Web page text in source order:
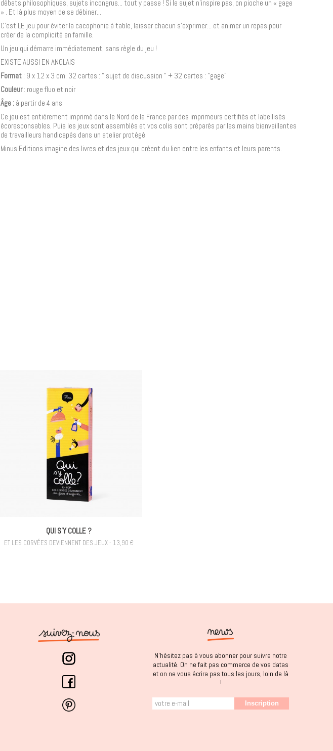
débats philosophiques, sujets incongrus... tout y passe ! Si le sujet n’inspire pas, on pioche un « gage
» . Et là plus moyen de se débiner...
C'est LE jeu pour éviter la cacophonie à table, laisser chacun s'exprimer... et animer un repas pour
créer de la complicité en famille.
Un jeu qui démarre immédiatement, sans règle du jeu !
EXISTE AUSSI EN ANGLAIS
Format : 9 x 12 x 3 cm. 32 cartes : " sujet de discussion " + 32 cartes : "gage"
Couleur: rouge fluo et noir
Âge : à partir de 4 ans
Ce jeu est entièrement imprimé dans le Nord de la France par des imprimeurs certifiés et labellisés
écoresponsables. Puis les jeux sont assemblés et vos colis sont préparés par les mains bienveillantes
de travailleurs handicapés dans un atelier protégé.
Minus Editions imagine des livres et des jeux qui créent du lien entre les enfants et leurs parents.
QUI S'Y COLLE ?
ET LES CORVÉES DEVIENNENT DES JEUX - 13,90 €
N'hésitez pas à vous abonner pour suivre notre
actualité. On ne fait pas commerce de vos datas
et on ne vous écrira pas tous les jours, loin de là
!
Inscription